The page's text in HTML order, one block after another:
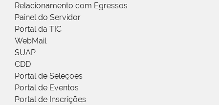
Relacionamento com Egressos
Painel do Servidor
Portal da TIC
WebMail
SUAP
CDD
Portal de Seleções
Portal de Eventos
Portal de Inscrições